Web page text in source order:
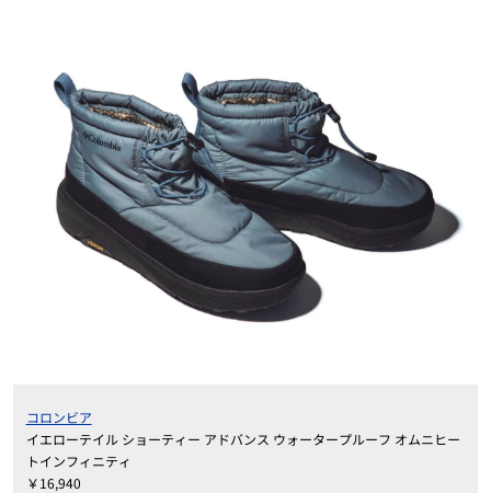
コロンビア
イエローテイル ショーティー アドバンス ウォータープルーフ オムニヒー
トインフィニティ
￥16,940